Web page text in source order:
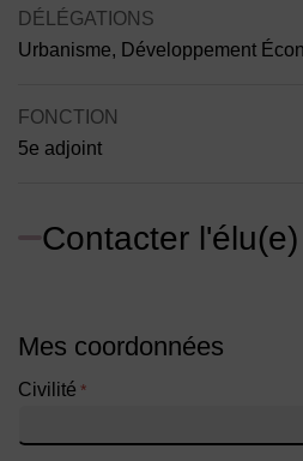
DÉLÉGATIONS
Urbanisme, Développement
FONCTION
5e adjoint
Contacter l'élu(e)
Mes coordonnées
Civilité *